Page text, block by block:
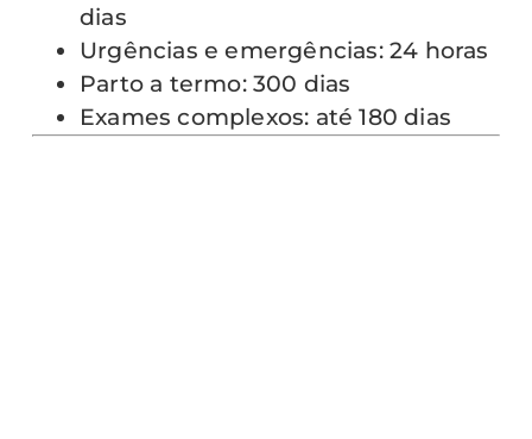
dias
Urgências e emergências: 24 horas
Parto a termo: 300 dias
Exames complexos: até 180 dias